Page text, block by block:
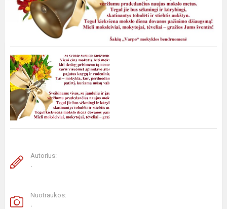
Autorius:
.
Nuotraukos:
.